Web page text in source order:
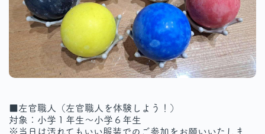
■左官職人（左官職人を体験しよう！）
対象：小学１年生～小学６年生
※当日は汚れてもいい服装でのご参加をお願いいたしま